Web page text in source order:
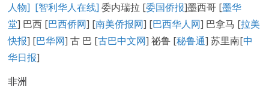
人物] [智利华人在线] 委内瑞拉 [委国侨报]墨西哥 [墨华
堂] 巴西 [巴西侨网] [南美侨报网] [巴西华人网] 巴拿马 [拉美
快报] [巴华网] 古 巴 [古巴中文网] 祕鲁 [秘鲁通] 苏里南[中
华日报]
非洲